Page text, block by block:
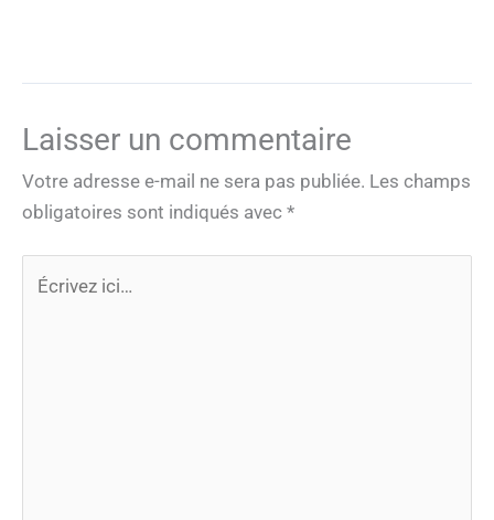
Laisser un commentaire
Votre adresse e-mail ne sera pas publiée. Les champs
obligatoires sont indiqués avec *